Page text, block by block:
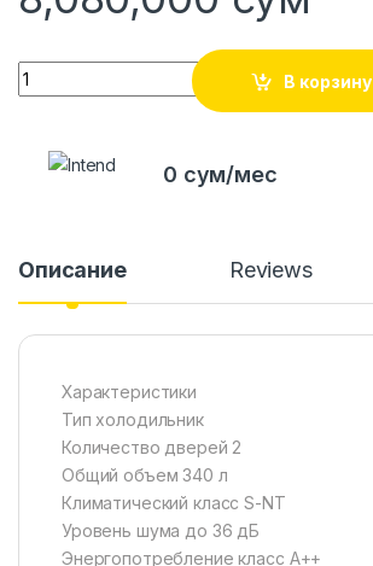
Quantity
В корзину
0 сум/мес
Описание Reviews
Характеристики
Тип холодильник
Количество дверей 2
Общий объем 340 л
Климатический класс S-NT
Уровень шума до 36 дБ
Энергопотребление класс A++